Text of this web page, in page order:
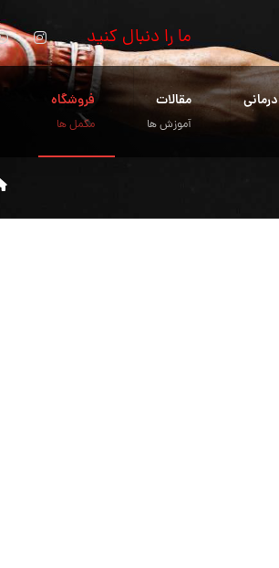
ما را دنبال کنید
مقالات
آموزش ها
فروشگاه
مکمل ها